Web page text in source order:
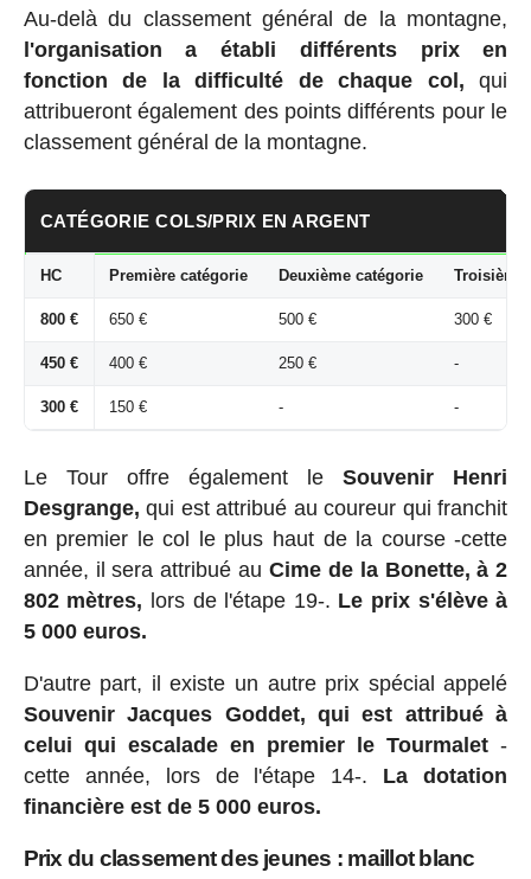
Au-delà du classement général de la montagne,
l'organisation a établi
différents prix en
fonction de la difficulté de chaque col, qui
attribueront également des points différents pour le
classement général de la montagne.
CATÉGORIE COLS/PRIX EN ARGENT
HC Première catégorie Deuxième catégorie Troisième
800 € 650 € 500 € 300 €
450 € 400 € 250 € -
300 € 150 € - -
Le Tour offre également leSouvenir Henri
Desgrange, qui est attribué au coureur qui franchit
en premier le col le plus haut de la course -cette
année, il sera attribué au Cime de la Bonette, à 2
802 mètres, lors de l'étape 19-. Le prix s'élève à
5 000 euros.
D'autre part, il existe un autre prix spécial appelé
Souvenir Jacques Goddet, qui est attribué à
celui qui escalade en premier le Tourmalet -
cette année, lors de l'étape 14-. La dotation
financière est de 5 000 euros.
Prix du classement des jeunes : maillot blanc